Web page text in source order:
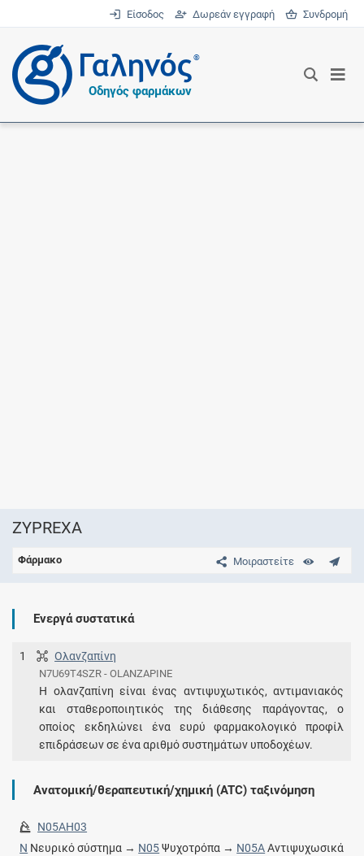
Είσοδος Δωρεάν εγγραφή Συνδρομή
®
Οδηγός φαρμάκων
ZYPREXA
Μοιραστείτε
Φάρμακο
Ενεργά συστατικά
1 Ολανζαπίνη
N7U69T4SZR - OLANZAPINE
H ολανζαπίνη είναι ένας αντιψυχωτικός, αντιμανιακός
και σταθεροποιητικός της διάθεσης παράγοντας, ο
οποίος εκδηλώνει ένα ευρύ φαρμακολογικό προφίλ
επιδράσεων σε ένα αριθμό συστημάτων υποδοχέων.
Ανατομική/θεραπευτική/χημική (ATC) ταξινόμηση
N05AH03
N Νευρικό σύστημα → N05Ψυχοτρόπα → N05AΑντιψυχωσικά